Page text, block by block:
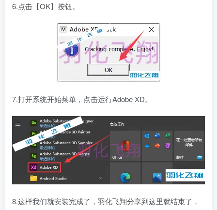
6.点击【OK】按钮。
7.打开系统开始菜单，点击运行Adobe XD。
8.这样我们就安装完成了，羽化飞翔分享到这里就结束了，